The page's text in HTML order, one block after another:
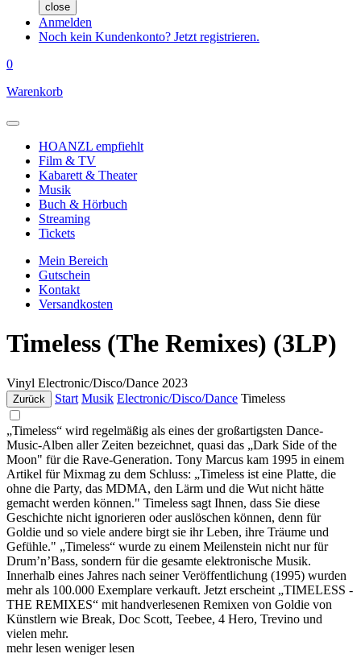
close
Anmelden
Noch kein Kundenkonto? Jetzt registrieren.
0
Warenkorb
HOANZL empfiehlt
Film & TV
Kabarett & Theater
Musik
Buch & Hörbuch
Streaming
Tickets
Mein Bereich
Gutschein
Kontakt
Versandkosten
Timeless (The Remixes) (3LP)
Vinyl Electronic/Disco/Dance 2023
Zurück Start Musik Electronic/Disco/Dance Timeless
„Timeless“ wird regelmäßig als eines der großartigsten Dance-
Music-Alben aller Zeiten bezeichnet, quasi das „Dark Side of the
Moon" für die Rave-Generation. Tony Marcus kam 1995 in einem
Artikel für Mixmag zu dem Schluss: „Timeless ist eine Platte, die
ohne die Party, das MDMA, den Lärm und die Wut nicht hätte
gemacht werden können." Timeless sagt Ihnen, dass Sie diese
Geschichte nicht ignorieren oder auslöschen können, denn für
Goldie und so viele andere birgt sie ihr Leben, ihre Träume und
Gefühle." „Timeless“ wurde zu einem Meilenstein nicht nur für
Drum’n’Bass, sondern für die gesamte elektronische Musik.
Innerhalb eines Jahres nach seiner Veröffentlichung (1995) wurden
mehr als 100.000 Exemplare verkauft. Jetzt erscheint „TIMELESS -
THE REMIXES“ mit handverlesenen Remixen von Goldie von
Künstlern wie Break, Doc Scott, Teebee, 4 Hero, Trevino und
vielen mehr.
mehr lesen weniger lesen